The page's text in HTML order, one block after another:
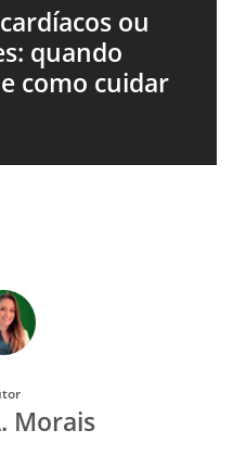
ou
quando
como cuidar
Morais